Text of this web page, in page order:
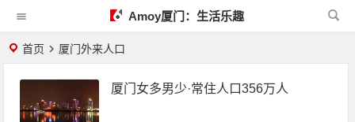
Amoy厦门：生活乐趣
首页 厦门外来人口
厦门女多男少·常住人口356万人